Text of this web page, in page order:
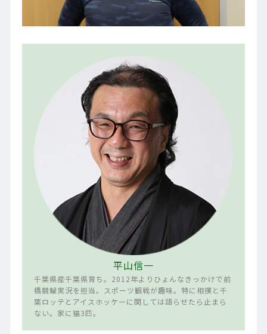
平山信一
千葉県産千葉県育ち。2012年よりひょんなきっかけで前
橋競輪実況を担当。スポーツ観戦が趣味。特に相撲と千
葉ロッテとアイスホッケーに関しては語らせたら止まら
ない。家に猫3匹。